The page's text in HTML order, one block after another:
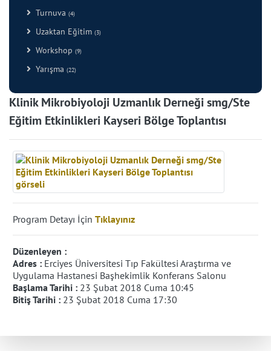
Turnuva (4)
Uzaktan Eğitim (3)
Workshop (9)
Yarışma (22)
Klinik Mikrobiyoloji Uzmanlık Derneği smg/Ste
Eğitim Etkinlikleri Kayseri Bölge Toplantısı
Program Detayı İçin Tıklayınız
Düzenleyen :
Adres : Erciyes Üniversitesi Tıp Fakültesi Araştırma ve
Uygulama Hastanesi Başhekimlik Konferans Salonu
Başlama Tarihi : 23 Şubat 2018 Cuma 10:45
Bitiş Tarihi : 23 Şubat 2018 Cuma 17:30